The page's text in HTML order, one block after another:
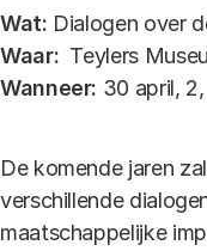
Wat: Dialogen over
Waar: Teylers
Wanneer: 30 april,
De komende jaren
verschillende
maatschappelijke